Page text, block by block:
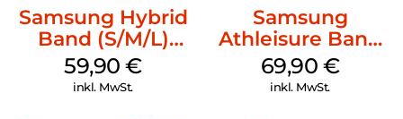
Samsung Hybrid
Band (S/M/L)
Galaxy
Watch8/Watch8
59,90€
inkl. MwSt.
Samsung
Athleisure Band
(S/M) Galaxy
Watch8/Watch8
69,90 €
inkl. MwSt.